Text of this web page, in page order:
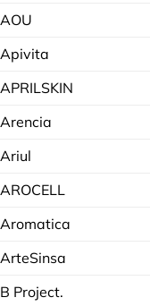
AOU
Apivita
APRILSKIN
Arencia
Ariul
AROCELL
Aromatica
ArteSinsa
B Project.